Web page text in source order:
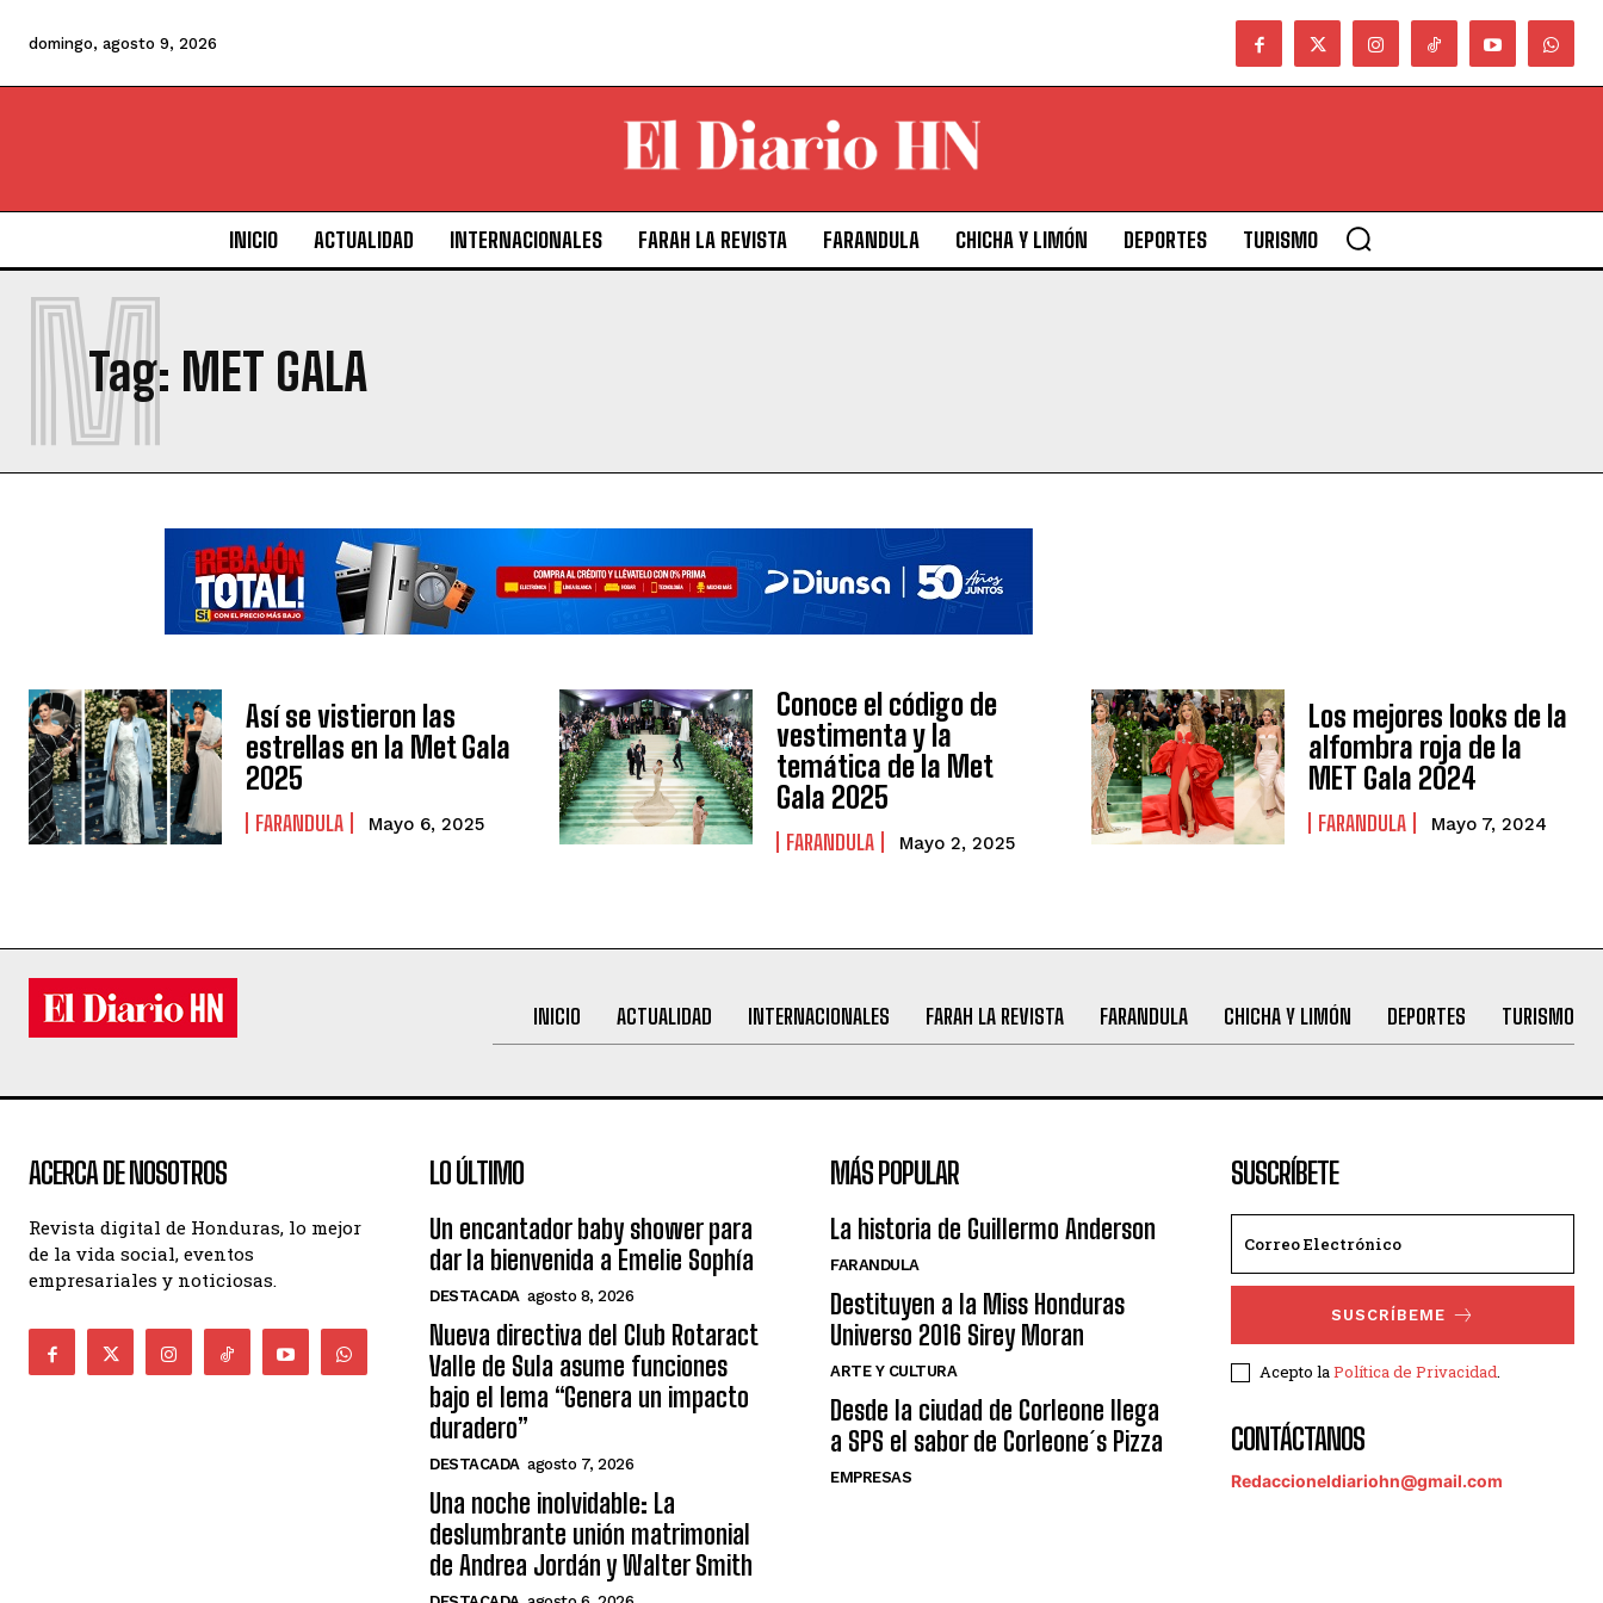
domingo, agosto 9, 2026
INICIO ACTUALIDAD INTERNACIONALES FARAH LA REVISTA FARANDULA CHICHA Y LIMÓN DEPORTES TURISMO
Tag: MET GALA
M
Así se vistieron las
estrellas en la Met Gala
2025
FARANDULA Mayo 6, 2025
Conoce el código de
vestimenta y la
temática de la Met
Gala 2025
FARANDULA Mayo 2, 2025
Los mejores looks de la
alfombra roja de la
MET Gala 2024
FARANDULA Mayo 7, 2024
INICIO ACTUALIDAD INTERNACIONALES FARAH LA REVISTA FARANDULA CHICHA Y LIMÓN DEPORTES TURISMO
ACERCA DE NOSOTROS
Revista digital de Honduras, lo mejor
de la vida social, eventos
empresariales y noticiosas.
LO ÚLTIMO
Un encantador baby shower para
dar la bienvenida a Emelie Sophía
DESTACADA agosto 8, 2026
Nueva directiva del Club Rotaract
Valle de Sula asume funciones
bajo el lema “Genera un impacto
duradero”
DESTACADA agosto 7, 2026
Una noche inolvidable: La
deslumbrante unión matrimonial
de Andrea Jordán y Walter Smith
MÁS POPULAR
La historia de Guillermo Anderson
FARANDULA
Destituyen a la Miss Honduras
Universo 2016 Sirey Moran
ARTE Y CULTURA
Desde la ciudad de Corleone llega
a SPS el sabor de Corleone´s Pizza
EMPRESAS
SUSCRÍBETE
SUSCRÍBEME
Acepto laPolítica de Privacidad.
CONTÁCTANOS
Redaccioneldiariohn@gmail.com